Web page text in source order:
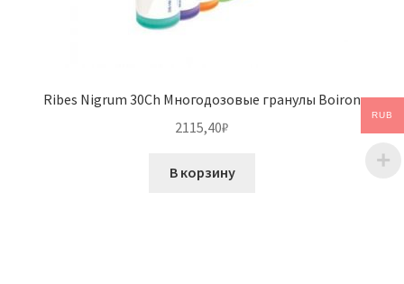
Ribes Nigrum 30Ch Многодозовые гранулы Boiron
2115,40₽
В корзину
RUB